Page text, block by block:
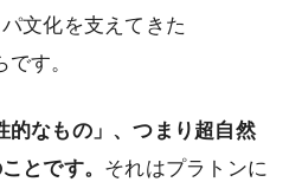
文化を支えてきた
す。
的なもの」、つまり超自然
とです。 それはプラトンに